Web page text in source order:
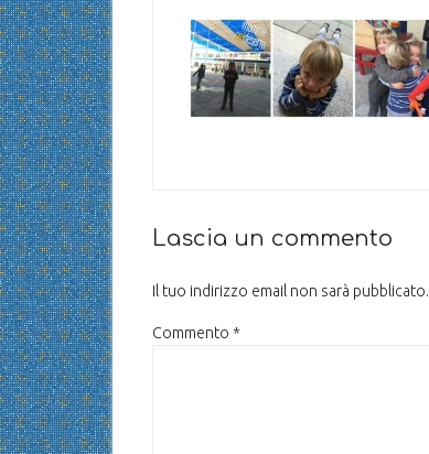
Lascia un commento
Il tuo indirizzo email non sarà pubblicato.
Commento *